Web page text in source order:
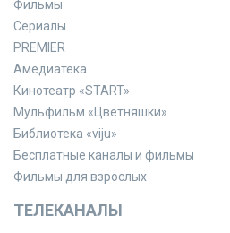
Фильмы
Сериалы
PREMIER
Амедиатека
Кинотеатр «START»
Мульфильм «Цветняшки»
Библиотека «viju»
Бесплатные каналы и фильмы
Фильмы для взрослых
ТЕЛЕКАНАЛЫ